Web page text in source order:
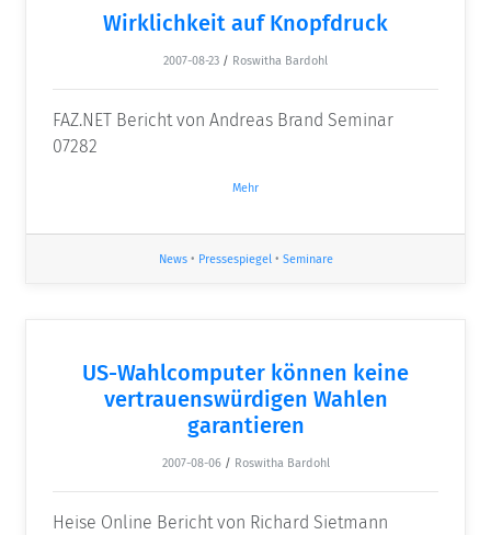
Wirklichkeit auf Knopfdruck
2007-08-23 / Roswitha Bardohl
FAZ.NET Bericht von Andreas Brand Seminar
07282
Mehr
News• Pressespiegel• Seminare
US-Wahlcomputer können keine
vertrauenswürdigen Wahlen
garantieren
2007-08-06 / Roswitha Bardohl
Heise Online Bericht von Richard Sietmann